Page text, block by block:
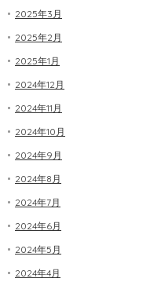
2025年3月
2025年2月
2025年1月
2024年12月
2024年11月
2024年10月
2024年9月
2024年8月
2024年7月
2024年6月
2024年5月
2024年4月